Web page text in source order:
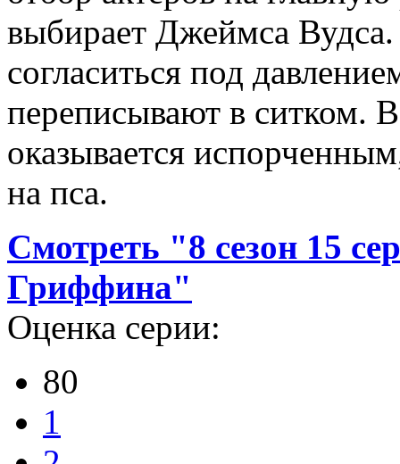
выбирает Джеймса
согласиться под
переписывают в ситком. В
оказывается
на пса.
Смотреть "8 сезон 15
Гриффина"
Оценка серии:
80
1